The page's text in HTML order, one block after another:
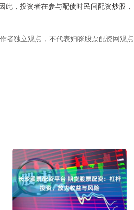
，投资者在参与配债时民间配资炒股，
者独立观点，不代表妇睬股票配资网观点